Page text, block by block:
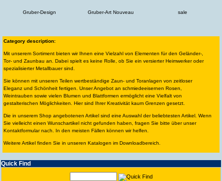
Quick Find
Gruber-Design Gruber-Art Nouveau sale
Category description:
Mit unserem Sortiment bieten wir Ihnen eine Vielzahl von Elementen für den Geländer-,
Tor- und Zaunbau an. Dabei spielt es keine Rolle, ob Sie ein versierter Heimwerker oder
spezialisierter Metallbauer sind.
Sie können mit unseren Teilen wertbeständige Zaun- und Toranlagen von zeitloser
Eleganz und Schönheit fertigen. Unser Angebot an schmiedeeisernen Rosen,
Weintrauben sowie vielen Blumen und Blattformen ermöglicht eine Vielfalt von
gestalterischen Möglichkeiten. Hier sind Ihrer Kreativität kaum Grenzen gesetzt.
Die in unserem Shop angebotenen Artikel sind eine Auswahl der beliebtesten Artikel. Wenn
Sie vielleicht einen Wunschartikel nicht gefunden haben, fragen Sie bitte über unser
Kontaktformular nach. In den meisten Fällen können wir helfen.
Weitere Artikel finden Sie in unseren Katalogen im Downloadbereich.